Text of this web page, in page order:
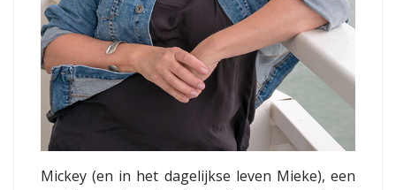
Mickey (en in het dagelijkse leven Mieke), een